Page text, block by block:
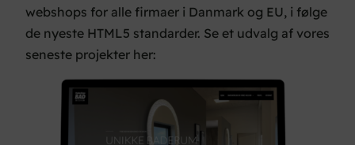
webshops for alle firmaer i Danmark og EU, i følge
de nyeste HTML5 standarder. Se et udvalg af vores
seneste projekter her: